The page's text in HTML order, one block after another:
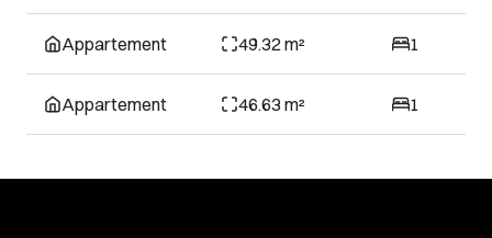
Appartement 49.32 m² 1
Appartement 46.63 m² 1